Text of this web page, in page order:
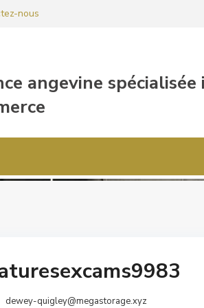
nous
dewey-quigley@megastorage.xyz